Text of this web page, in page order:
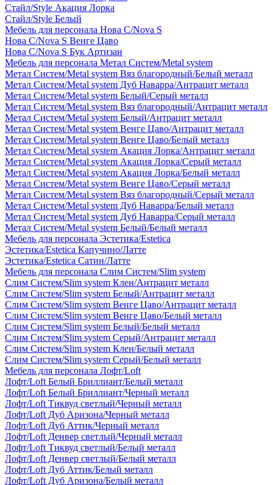
Стайл/Style Акация Лорка
Стайл/Style Белый
Мебель для персонала Нова С/Nova S
Нова С/Nova S Венге Цаво
Нова С/Nova S Бук Артизан
Мебель для персонала Метал Систем/Metal system
Метал Систем/Metal system Вяз благородный/Белый металл
Метал Систем/Metal system Дуб Наварра/Антрацит металл
Метал Систем/Metal system Белый/Серый металл
Метал Систем/Metal system Вяз благородный/Антрацит металл
Метал Систем/Metal system Белый/Антрацит металл
Метал Систем/Metal system Венге Цаво/Антрацит металл
Метал Систем/Metal system Венге Цаво/Белый металл
Метал Систем/Metal system Акация Лорка/Антрацит металл
Метал Систем/Metal system Акация Лорка/Серый металл
Метал Систем/Metal system Акация Лорка/Белый металл
Метал Систем/Metal system Венге Цаво/Серый металл
Метал Систем/Metal system Вяз благородный/Серый металл
Метал Систем/Metal system Дуб Наварра/Белый металл
Метал Систем/Metal system Дуб Наварра/Серый металл
Метал Систем/Metal system Белый/Белый металл
Мебель для персонала Эстетика/Estetica
Эстетика/Estetica Капучино/Латте
Эстетика/Estetica Сатин/Латте
Мебель для персонала Слим Систем/Slim system
Слим Систем/Slim system Клен/Антрацит металл
Слим Систем/Slim system Белый/Антрацит металл
Слим Систем/Slim system Венге Цаво/Антрацит металл
Слим Систем/Slim system Венге Цаво/Белый металл
Слим Систем/Slim system Белый/Белый металл
Слим Систем/Slim system Серый/Антрацит металл
Слим Систем/Slim system Клен/Белый металл
Слим Систем/Slim system Серый/Белый металл
Мебель для персонала Лофт/Loft
Лофт/Loft Белый Бриллиант/Белый металл
Лофт/Loft Белый Бриллиант/Черный металл
Лофт/Loft Тиквуд светлый/Черный металл
Лофт/Loft Дуб Аризона/Черный металл
Лофт/Loft Дуб Аттик/Черный металл
Лофт/Loft Денвер светлый/Черный металл
Лофт/Loft Тиквуд светлый/Белый металл
Лофт/Loft Денвер светлый/Белый металл
Лофт/Loft Дуб Аттик/Белый металл
Лофт/Loft Дуб Аризона/Белый металл